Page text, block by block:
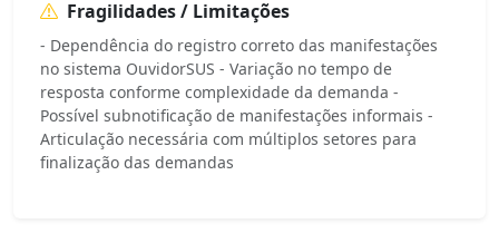
Fragilidades / Limitações
- Dependência do registro correto das manifestações
no sistema OuvidorSUS - Variação no tempo de
resposta conforme complexidade da demanda -
Possível subnotificação de manifestações informais -
Articulação necessária com múltiplos setores para
finalização das demandas